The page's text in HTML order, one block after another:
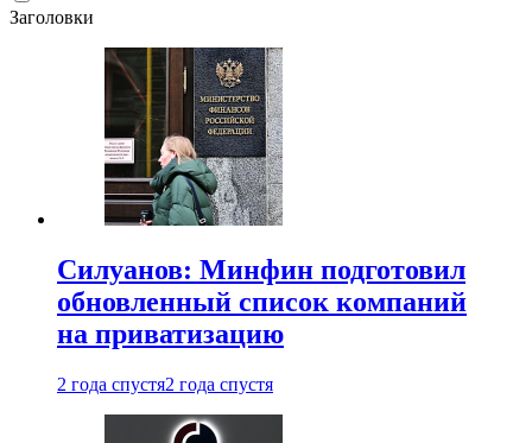
Заголовки
Силуанов: Минфин подготовил
обновленный список компаний
на приватизацию
2 года спустя2 года спустя